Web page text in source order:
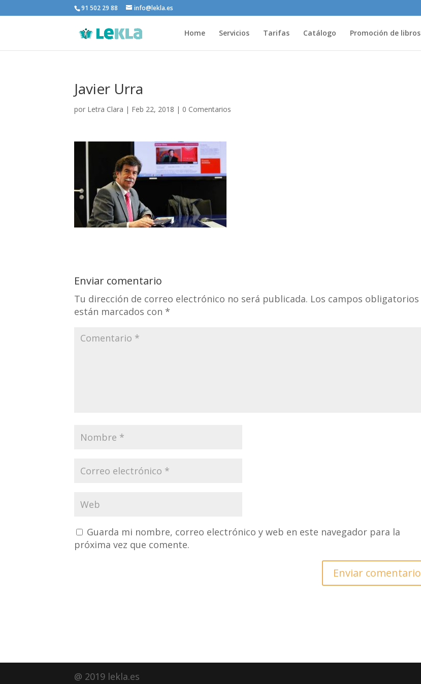
91 502 29 88 info@lekla.es
Home Servicios Tarifas Catálogo Promoción de libros
Javier Urra
por Letra Clara | Feb 22, 2018 | 0 Comentarios
Enviar comentario
Tu dirección de correo electrónico no será publicada. Los campos obligatorios
están marcados con *
Guarda mi nombre, correo electrónico y web en este navegador para la
próxima vez que comente.
@ 2019 lekla.es